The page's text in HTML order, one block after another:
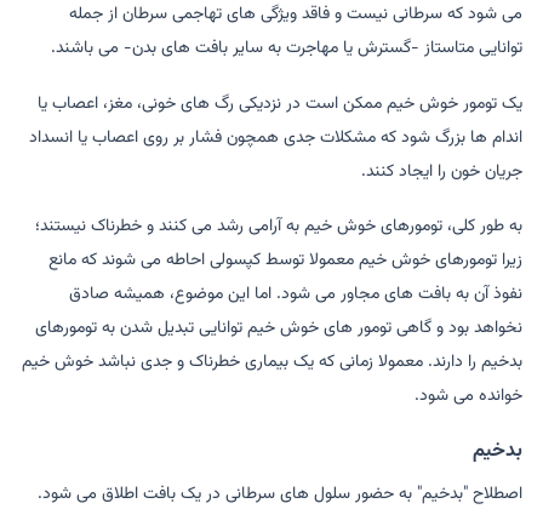
می شود که سرطانی نیست و فاقد ویژگی های تهاجمی سرطان از جمله
توانایی متاستاز -گسترش یا مهاجرت به سایر بافت های بدن- می باشند.
یک تومور خوش خیم ممکن است در نزدیکی رگ های خونی، مغز، اعصاب یا
اندام ها بزرگ شود که مشکلات جدی همچون فشار بر روی اعصاب یا انسداد
جریان خون را ایجاد کنند.
به طور کلی، تومورهای خوش خیم به آرامی رشد می کنند و خطرناک نیستند؛
زیرا تومورهای خوش خیم معمولا توسط کپسولی احاطه می شوند که مانع
نفوذ آن به بافت های مجاور می شود. اما این موضوع، همیشه صادق
نخواهد بود و گاهی تومور های خوش خیم توانایی تبدیل شدن به تومورهای
بدخیم را دارند. معمولا زمانی که یک بیماری خطرناک و جدی نباشد خوش خیم
خوانده می شود.
بدخیم
اصطلاح "بدخیم" به حضور سلول های سرطانی در یک بافت اطلاق می شود.